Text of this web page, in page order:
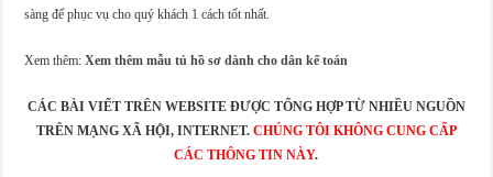
sàng để phục vụ cho quý khách 1 cách tốt nhất.
Xem thêm:Xem thêm mẫu tủ hồ sơ dành cho dân kế toán
CÁC BÀI VIẾT TRÊN WEBSITE ĐƯỢC TỔNG HỢP TỪ NHIỀU NGUỒN
TRÊN MẠNG XÃ HỘI, INTERNET. CHÚNG TÔI KHÔNG CUNG CẤP
CÁC THÔNG TIN NÀY.